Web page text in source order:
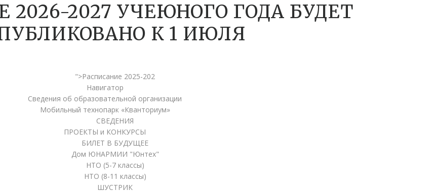
2026-2027 УЧЕЮНОГО ГОДА БУДЕТ
К 1 ИЮЛЯ
">Расписание 2025-202
Навигатор
Сведения об образовательной организации
Мобильный технопарк «Кванториум»
СВЕДЕНИЯ
ПРОЕКТЫ и КОНКУРСЫ
БИЛЕТ В БУДУЩЕЕ
Дом ЮНАРМИИ "Юнтех"
НТО (5-7 классы)
НТО (8-11 классы)
ШУСТРИК